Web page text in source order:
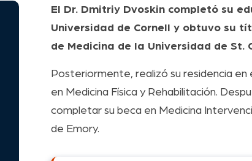
El Dr. Dmitriy Dvoskin completó su
Universidad de Cornell y obtuvo su
de Medicina de la Universidad de St.
Posteriormente, realizó su residencia
en Medicina Física y Rehabilitación.
completar su beca en Medicina
de Emory.